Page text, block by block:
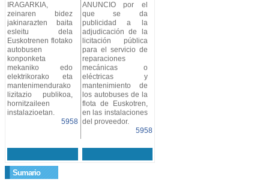
IRAGARKIA,
zeinaren bidez
jakinarazten baita
esleitu dela
Euskotrenen flotako
autobusen
konponketa
mekaniko edo
elektrikorako eta
mantenimendurako
lizitazio publikoa,
hornitzaileen
instalazioetan.
5958
ANUNCIO por el
que se da
publicidad a la
adjudicación de la
licitación pública
para el servicio de
reparaciones
mecánicas o
eléctricas y
mantenimiento de
los autobuses de la
flota de Euskotren,
en las instalaciones
del proveedor.
5958
Sumario